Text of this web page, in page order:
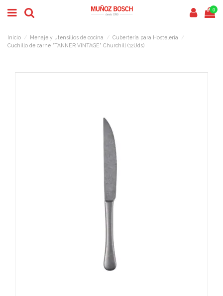
0
Inicio Menaje y utensilios de cocina
Cubertería para Hostelería
Cuchillo de carne "TANNER VINTAGE" Churchill (12Uds)